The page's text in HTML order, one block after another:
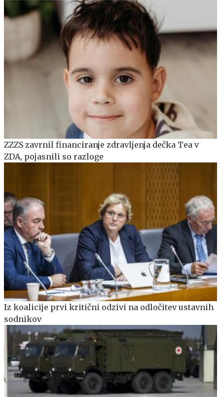
ZZZS zavrnil financiranje zdravljenja dečka Tea v
ZDA, pojasnili so razloge
Iz koalicije prvi kritični odzivi na odločitev ustavnih
sodnikov